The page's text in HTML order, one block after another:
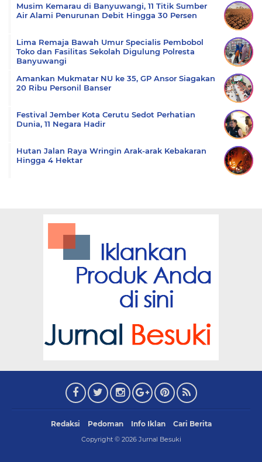
Musim Kemarau di Banyuwangi, 11 Titik Sumber
Air Alami Penurunan Debit Hingga 30 Persen
Lima Remaja Bawah Umur Specialis Pembobol
Toko dan Fasilitas Sekolah Digulung Polresta
Banyuwangi
Amankan Mukmatar NU ke 35, GP Ansor Siagakan
20 Ribu Personil Banser
Festival Jember Kota Cerutu Sedot Perhatian
Dunia, 11 Negara Hadir
Hutan Jalan Raya Wringin Arak-arak Kebakaran
Hingga 4 Hektar
Redaksi Pedoman Info Iklan Cari Berita
Copyright © 2026 Jurnal Besuki